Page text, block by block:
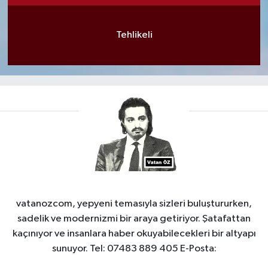
Tehlikeli
vatanozcom, yepyeni temasıyla sizleri buluştururken,
sadelik ve modernizmi bir araya getiriyor. Şatafattan
kaçınıyor ve insanlara haber okuyabilecekleri bir altyapı
sunuyor. Tel: 07483 889 405 E-Posta: